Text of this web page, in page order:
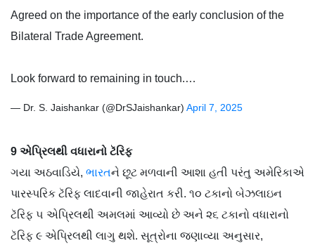
Agreed on the importance of the early conclusion of the
Bilateral Trade Agreement.
Look forward to remaining in touch.…
— Dr. S. Jaishankar (@DrSJaishankar) April 7, 2025
9 એપ્રિલથી વધારાનો ટૅરિફ
ગયા અઠવાડિયે, ભારતને છૂટ મળવાની આશા હતી પરંતુ અમેરિકાએ
પારસ્પરિક ટૅરિફ લાદવાની જાહેરાત કરી. ૧૦ ટકાનો બેઝલાઇન
ટૅરિફ ૫ એપ્રિલથી અમલમાં આવ્યો છે અને ૨૬ ટકાનો વધારાનો
ટૅરિફ ૯ એપ્રિલથી લાગુ થશે. સૂત્રોના જણાવ્યા અનુસાર,